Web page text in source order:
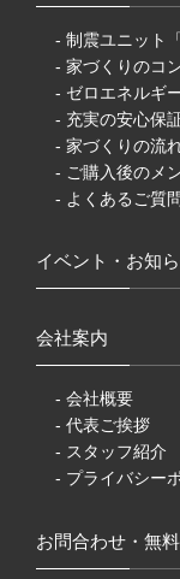
- 制震ユニット
- 家づくりのコ
- ゼロエネルギ
- 充実の安心保
- 家づくりの流
- ご購入後のメ
- よくあるご質問
イベント・お知
会社案内
- 会社概要
- 代表ご挨拶
- スタッフ紹介
- プライバシー
お問合わせ・無